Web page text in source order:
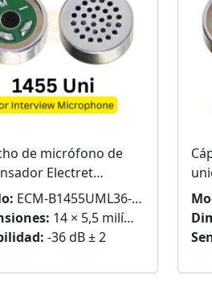
de micrófono de
Electret
de 14 mm para
de entrevista
ECM-B1455UML36-600
14 × 5,5 milímetros
-36 dB ± 2